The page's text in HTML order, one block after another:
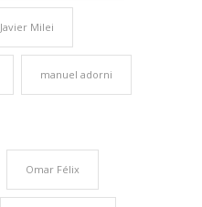
Javier Milei
manuel adorni
Omar Félix